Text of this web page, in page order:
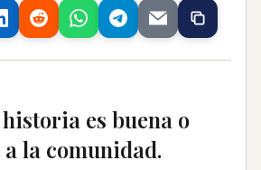
es buena o
la comunidad.